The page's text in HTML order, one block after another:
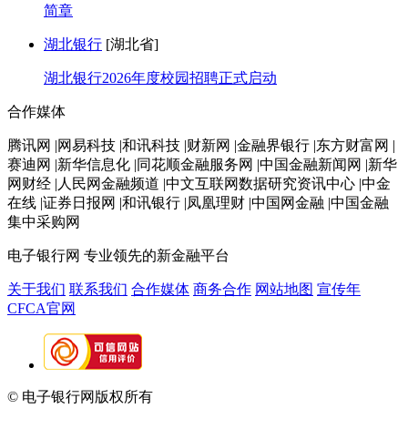
简章
湖北银行 [湖北省]
湖北银行2026年度校园招聘正式启动
合作媒体
腾讯网 |网易科技 |和讯科技 |财新网 |金融界银行 |东方财富网 |
赛迪网 |新华信息化 |同花顺金融服务网 |中国金融新闻网 |新华
网财经 |人民网金融频道 |中文互联网数据研究资讯中心 |中金
在线 |证券日报网 |和讯银行 |凤凰理财 |中国网金融 |中国金融
集中采购网
电子银行网 专业领先的新金融平台
关于我们 联系我们 合作媒体 商务合作 网站地图 宣传年
CFCA官网
© 电子银行网版权所有